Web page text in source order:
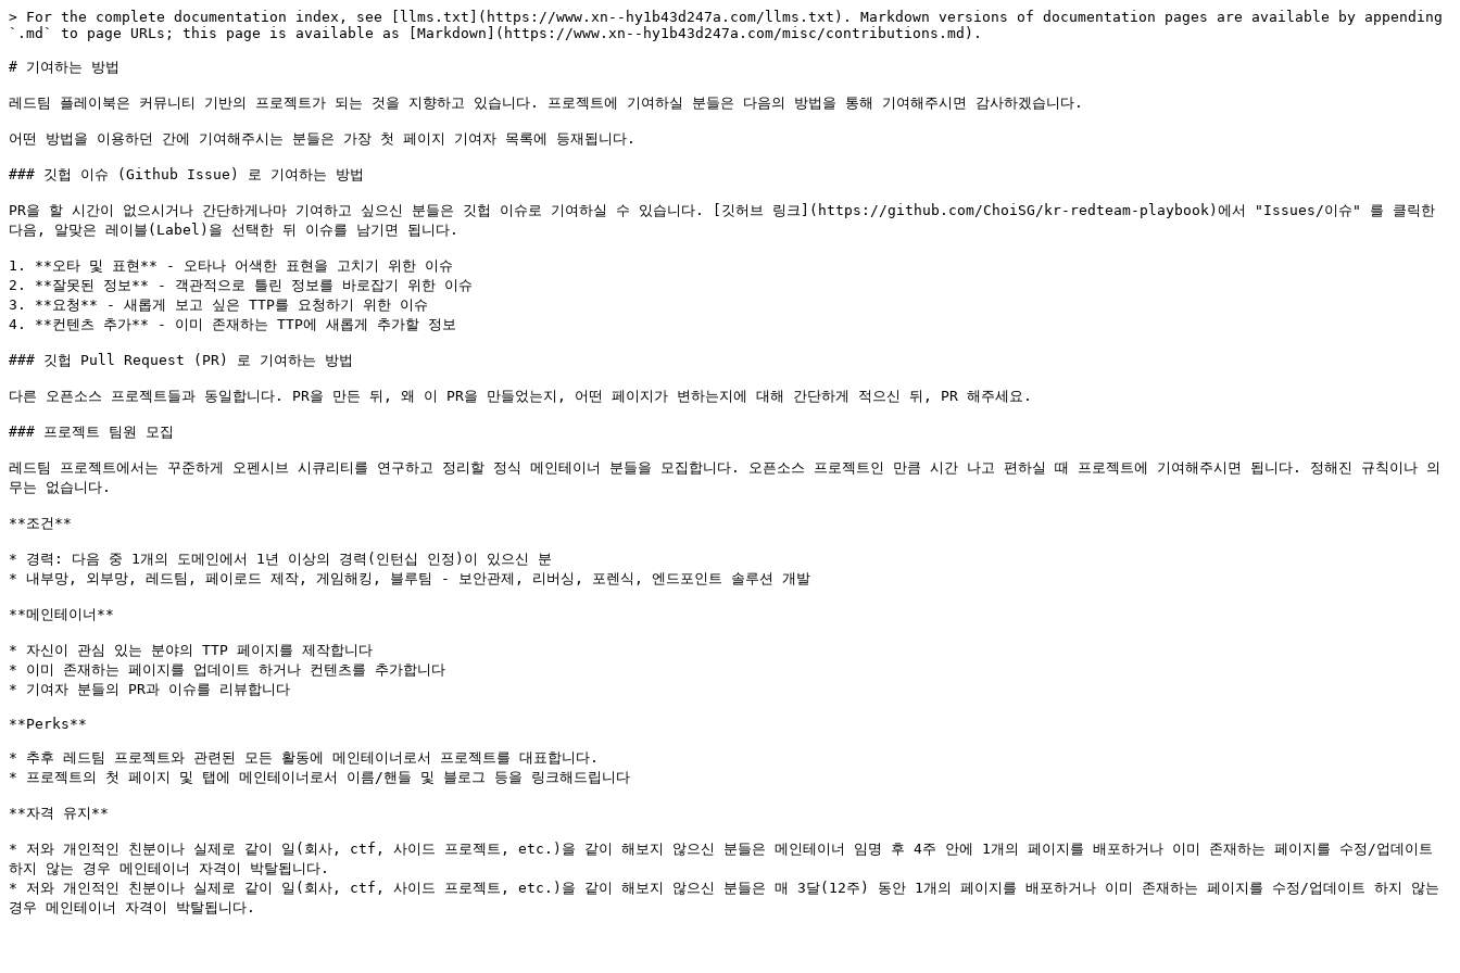
> For the complete documentation index, see [llms.txt](https://www.xn--hy1b43d247a.com/llms.txt). Markdown versions of documentation pages are available by appending
`.md` to page URLs; this page is available as [Markdown](https://www.xn--hy1b43d247a.com/misc/contributions.md).
# 기여하는 방법
레드팀 플레이북은 커뮤니티 기반의 프로젝트가 되는 것을 지향하고 있습니다. 프로젝트에 기여하실 분들은 다음의 방법을 통해 기여해주시면 감사하겠습니다.
어떤 방법을 이용하던 간에 기여해주시는 분들은 가장 첫 페이지 기여자 목록에 등재됩니다.
### 깃헙 이슈 (Github Issue) 로 기여하는 방법
PR을 할 시간이 없으시거나 간단하게나마 기여하고 싶으신 분들은 깃헙 이슈로 기여하실 수 있습니다. [깃허브 링크](https://github.com/ChoiSG/kr-redteam-playbook)에서 "Issues/이슈" 를 클릭한
다음, 알맞은 레이블(Label)을 선택한 뒤 이슈를 남기면 됩니다.
1. **오타 및 표현** - 오타나 어색한 표현을 고치기 위한 이슈
2. **잘못된 정보** - 객관적으로 틀린 정보를 바로잡기 위한 이슈
3. **요청** - 새롭게 보고 싶은 TTP를 요청하기 위한 이슈
4. **컨텐츠 추가** - 이미 존재하는 TTP에 새롭게 추가할 정보
### 깃헙 Pull Request (PR) 로 기여하는 방법
다른 오픈소스 프로젝트들과 동일합니다. PR을 만든 뒤, 왜 이 PR을 만들었는지, 어떤 페이지가 변하는지에 대해 간단하게 적으신 뒤, PR 해주세요.
### 프로젝트 팀원 모집
레드팀 프로젝트에서는 꾸준하게 오펜시브 시큐리티를 연구하고 정리할 정식 메인테이너 분들을 모집합니다. 오픈소스 프로젝트인 만큼 시간 나고 편하실 때 프로젝트에 기여해주시면 됩니다. 정해진 규칙이나 의
무는 없습니다.
**조건**
* 경력: 다음 중 1개의 도메인에서 1년 이상의 경력(인턴십 인정)이 있으신 분
* 내부망, 외부망, 레드팀, 페이로드 제작, 게임해킹, 블루팀 - 보안관제, 리버싱, 포렌식, 엔드포인트 솔루션 개발
**메인테이너**
* 자신이 관심 있는 분야의 TTP 페이지를 제작합니다
* 이미 존재하는 페이지를 업데이트 하거나 컨텐츠를 추가합니다
* 기여자 분들의 PR과 이슈를 리뷰합니다
**Perks**
* 추후 레드팀 프로젝트와 관련된 모든 활동에 메인테이너로서 프로젝트를 대표합니다.
* 프로젝트의 첫 페이지 및 탭에 메인테이너로서 이름/핸들 및 블로그 등을 링크해드립니다
**자격 유지**
* 저와 개인적인 친분이나 실제로 같이 일(회사, ctf, 사이드 프로젝트, etc.)을 같이 해보지 않으신 분들은 메인테이너 임명 후 4주 안에 1개의 페이지를 배포하거나 이미 존재하는 페이지를 수정/업데이트
하지 않는 경우 메인테이너 자격이 박탈됩니다.
* 저와 개인적인 친분이나 실제로 같이 일(회사, ctf, 사이드 프로젝트, etc.)을 같이 해보지 않으신 분들은 매 3달(12주) 동안 1개의 페이지를 배포하거나 이미 존재하는 페이지를 수정/업데이트 하지 않는